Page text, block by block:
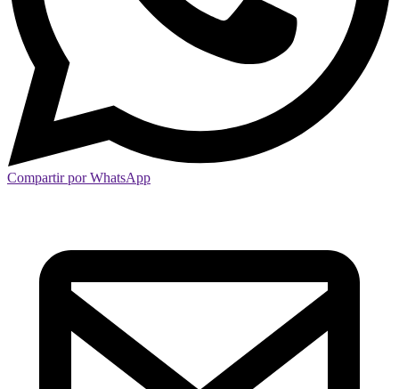
Compartir por WhatsApp